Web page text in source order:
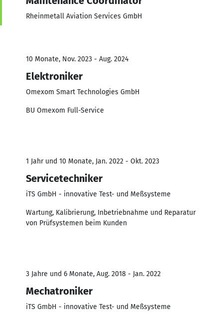
Rheinmetall Aviation Services GmbH
10 Monate, Nov. 2023 - Aug. 2024
Elektroniker
Omexom Smart Technologies GmbH
BU Omexom Full-Service
1 Jahr und 10 Monate, Jan. 2022 - Okt. 2023
Servicetechniker
iTS GmbH - innovative Test- und Meßsysteme
Wartung, Kalibrierung, Inbetriebnahme und Reparatur
von Prüfsystemen beim Kunden
3 Jahre und 6 Monate, Aug. 2018 - Jan. 2022
Mechatroniker
iTS GmbH - innovative Test- und Meßsysteme